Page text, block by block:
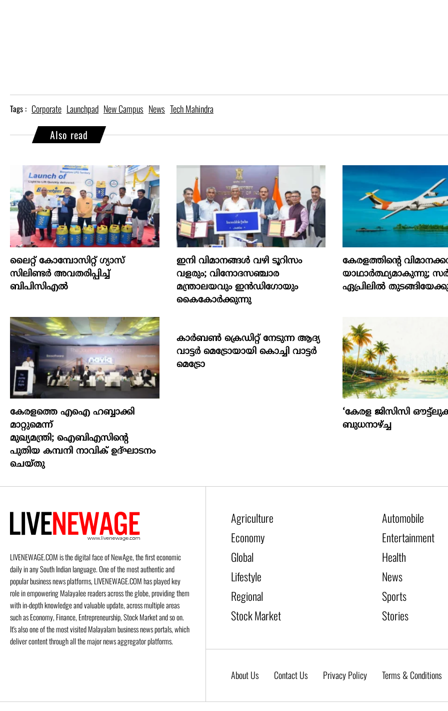
Tags : Corporate Launchpad New Campus News Tech Mahindra
Also read
ലൈറ്റ് കോമ്പോസിറ്റ് ഗ്യാസ്
സിലിണ്ടർ അവതരിപ്പിച്ച്
ബിപിസിഎൽ
ഇനി വിമാനങ്ങള്‍ വഴി ടൂറിസം
വളരും; വിനോദസഞ്ചാര
മന്ത്രാലയവും ഇന്‍ഡിഗോയും
കൈകോര്‍ക്കുന്നു
കേരളത്തിന്റെ
യാഥാര്‍ത്ഥ്യമാകുന്നു;
ഏപ്രിലില്‍
കേരളത്തെ എഐ ഹബ്ബാക്കി
മാറ്റുമെന്ന്
മുഖ്യമന്ത്രി; ഐബിഎസിന്റെ
പുതിയ കമ്പനി നാവിക് ഉദ്ഘാടനം
ചെയ്തു
കാ​ര്‍​ബ​ണ്‍ ക്രെ​ഡി​റ്റ് നേ​ടു​ന്ന ആ​ദ്യ
വാ​ട്ട​ര്‍ മെ​ട്രോ​യാ​യി കൊ​ച്ചി വാ​ട്ട​ര്‍
മെ​ട്രോ
‘കേരള ജിസിസി
ബുധനാഴ്ച്ച
LIVENEWAGE.COM is the digital face of NewAge, the first economic
daily in any South Indian language. One of the most authentic and
popular business news platforms, LIVENEWAGE.COM has played key
role in empowering Malayalee readers across the globe, providing them
with in-depth knowledge and valuable update, across multiple areas
such as Economy, Finance, Entrepreneurship, Stock Market and so on.
It's also one of the most visited Malayalam business news portals, which
deliver content through all the major news aggregator platforms.
Agriculture
Automobile
Economy
Entertainment
Global
Health
Lifestyle
News
Regional
Sports
Stock Market
Stories
About Us Contact Us Privacy Policy Terms & Conditions